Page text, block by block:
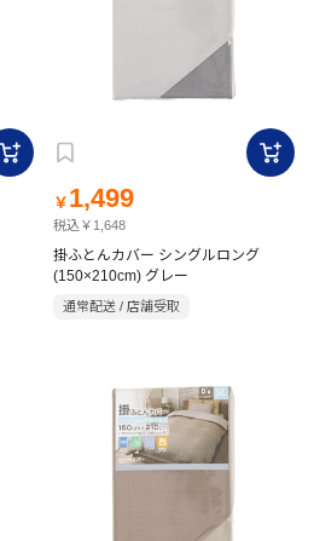
￥ 1,499
税込￥1,648
掛ふとんカバー シングルロング
(150×210cm) グレー
通常配送 / 店舗受取